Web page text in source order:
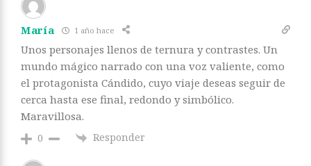
María 1 año hace
Unos personajes llenos de ternura y contrastes. Un
mundo mágico narrado con una voz valiente, como
el protagonista Cándido, cuyo viaje deseas seguir de
cerca hasta ese final, redondo y simbólico.
Maravillosa.
0 Responder